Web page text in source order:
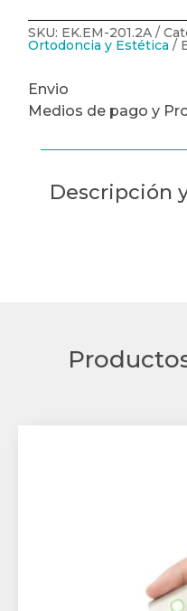
SKU: EK.EM-201.2A
Ortodoncia y Estética
Envio
Medios de pago y
Descripción